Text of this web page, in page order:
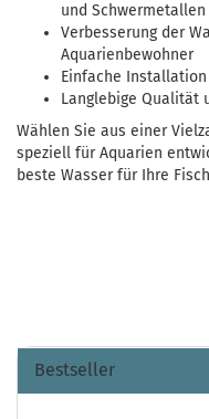
und Schwermetallen
Verbesserung der
Aquarienbewohner
Einfache
Langlebige Qualität
Wählen Sie aus einer
speziell für Aquarien
beste Wasser für Ihre
Bestseller